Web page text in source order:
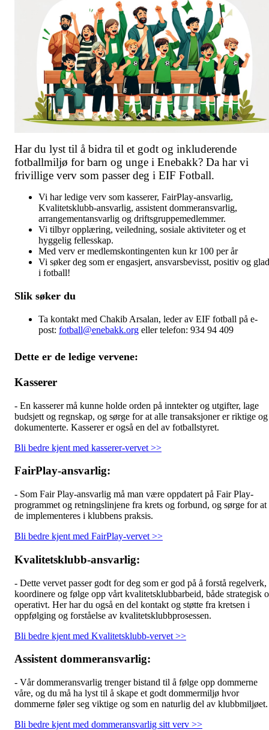
Har du lyst til å bidra til et godt og inkluderende
fotballmiljø for barn og unge i Enebakk? Da har vi
frivillige verv som passer deg i EIF Fotball.
Vi har ledige verv som kasserer, FairPlay-ansvarlig,
Kvalitetsklubb-ansvarlig, assistent dommeransvarlig,
arrangementansvarlig og driftsgruppemedlemmer.
Vi tilbyr opplæring, veiledning, sosiale aktiviteter og et
hyggelig fellesskap.
Med verv er medlemskontingenten kun kr 100 per år
Vi søker deg som er engasjert, ansvarsbevisst, positiv og glad
i fotball!
Slik søker du
Ta kontakt med Chakib Arsalan, leder av EIF fotball på e-
post: fotball@enebakk.org eller telefon: 934 94 409
Dette er de ledige vervene:
Kasserer
- En kasserer må kunne holde orden på inntekter og utgifter, lage
budsjett og regnskap, og sørge for at alle transaksjoner er riktige og
dokumenterte. Kasserer er også en del av fotballstyret.
Bli bedre kjent med kasserer-vervet >>
FairPlay-ansvarlig:
- Som Fair Play-ansvarlig må man være oppdatert på Fair Play-
programmet og retningslinjene fra krets og forbund, og sørge for at
de implementeres i klubbens praksis.
Bli bedre kjent med FairPlay-vervet >>
Kvalitetsklubb-ansvarlig:
- Dette vervet passer godt for deg som er god på å forstå regelverk,
koordinere og følge opp vårt kvalitetsklubbarbeid, både strategisk
operativt. Her har du også en del kontakt og støtte fra kretsen i
oppfølging og forståelse av kvalitetsklubbprosessen.
Bli bedre kjent med Kvalitetsklubb-vervet >>
Assistent dommeransvarlig:
- Vår dommeransvarlig trenger bistand til å følge opp dommerne
våre, og du må ha lyst til å skape et godt dommermiljø hvor
dommerne føler seg viktige og som en naturlig del av klubbmiljøet.
Bli bedre kjent med dommeransvarlig sitt verv >>